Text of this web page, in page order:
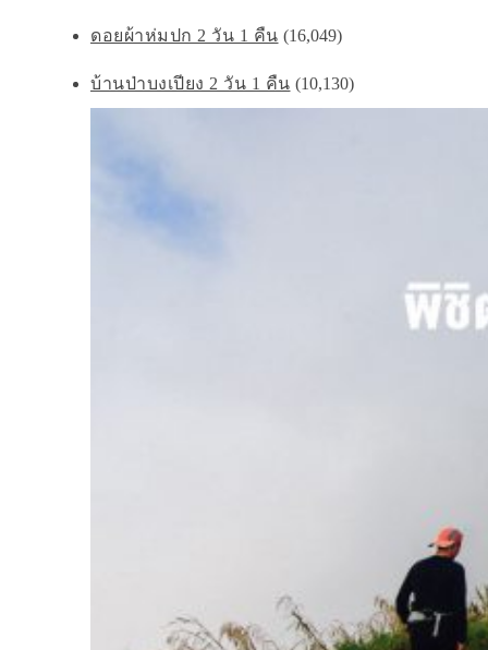
ดอยผ้าห่มปก 2 วัน 1 คืน (16,049)
บ้านป่าบงเปียง 2 วัน 1 คืน (10,130)